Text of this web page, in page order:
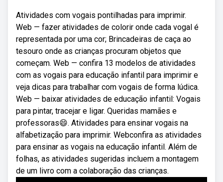
Atividades com vogais pontilhadas para imprimir.
Web — fazer atividades de colorir onde cada vogal é
representada por uma cor; Brincadeiras de caça ao
tesouro onde as crianças procuram objetos que
começam. Web — confira 13 modelos de atividades
com as vogais para educação infantil para imprimir e
veja dicas para trabalhar com vogais de forma lúdica.
Web — baixar atividades de educação infantil: Vogais
para pintar, tracejar e ligar. Queridas mamães e
professoras😄. Atividades para ensinar vogais na
alfabetização para imprimir. Webconfira as atividades
para ensinar as vogais na educação infantil. Além de
folhas, as atividades sugeridas incluem a montagem
de um livro com a colaboração das crianças.